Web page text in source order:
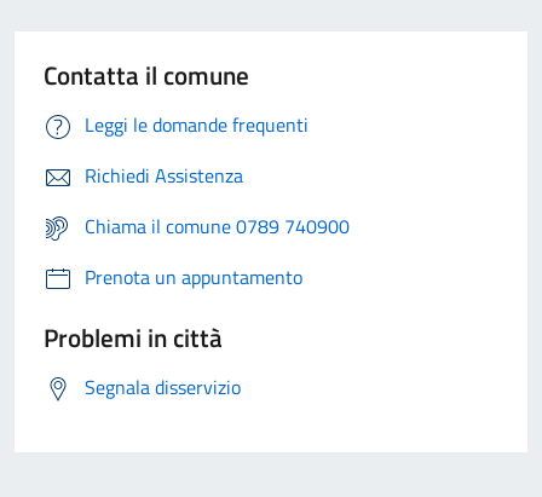
Contatta il comune
Leggi le domande frequenti
Richiedi Assistenza
Chiama il comune 0789 740900
Prenota un appuntamento
Problemi in città
Segnala disservizio